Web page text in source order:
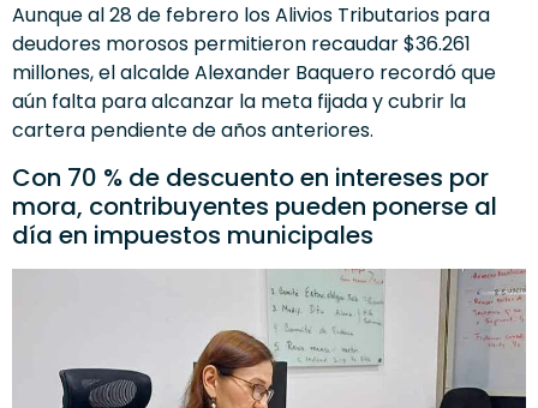
Aunque al 28 de febrero los Alivios Tributarios para
deudores morosos permitieron recaudar $36.261
millones, el alcalde Alexander Baquero recordó que
aún falta para alcanzar la meta fijada y cubrir la
cartera pendiente de años anteriores.
Con 70 % de descuento en intereses por
mora, contribuyentes pueden ponerse al
día en impuestos municipales